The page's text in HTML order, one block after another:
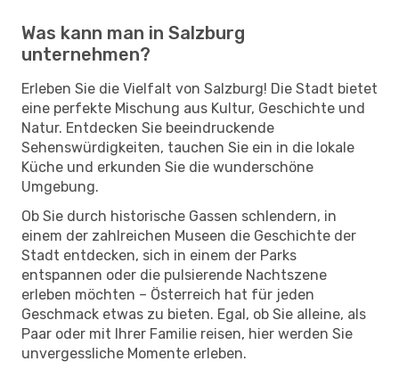
Was kann man in Salzburg
unternehmen?
Erleben Sie die Vielfalt von Salzburg! Die Stadt bietet
eine perfekte Mischung aus Kultur, Geschichte und
Natur. Entdecken Sie beeindruckende
Sehenswürdigkeiten, tauchen Sie ein in die lokale
Küche und erkunden Sie die wunderschöne
Umgebung.
Ob Sie durch historische Gassen schlendern, in
einem der zahlreichen Museen die Geschichte der
Stadt entdecken, sich in einem der Parks
entspannen oder die pulsierende Nachtszene
erleben möchten – Österreich hat für jeden
Geschmack etwas zu bieten. Egal, ob Sie alleine, als
Paar oder mit Ihrer Familie reisen, hier werden Sie
unvergessliche Momente erleben.